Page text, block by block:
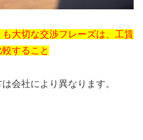
大切な交渉フレーズは、工賃
すること
会社により異なります。